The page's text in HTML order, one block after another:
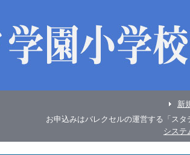
新
お申込みはバレクセルの運営する「ス
システ